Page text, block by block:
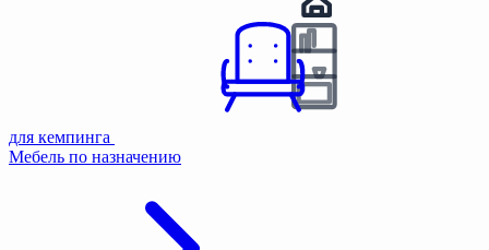
для кемпинга
Мебель по назначению